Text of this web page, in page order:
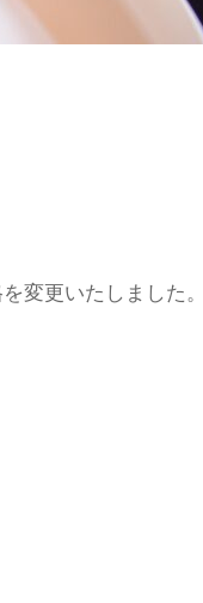
変更いたしました。